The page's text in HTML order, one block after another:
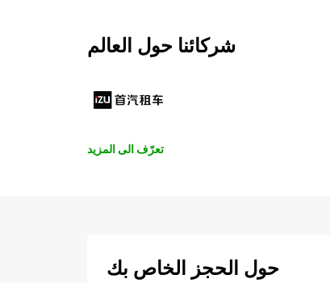
شركائنا حول العالم
تعرّف الى المزيد
حول الحجز الخاص بك